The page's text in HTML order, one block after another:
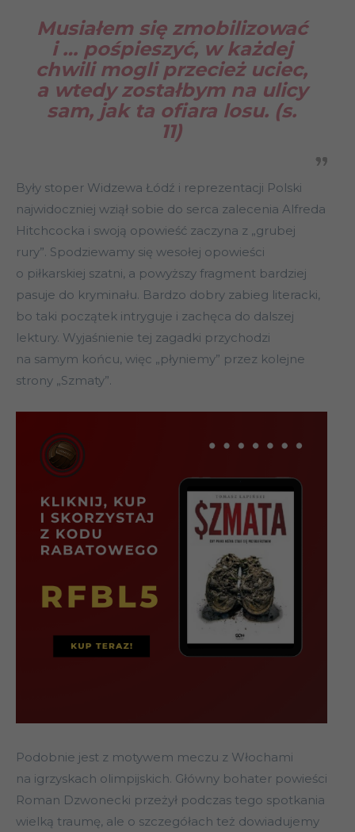
Musiałem się zmobilizować
i … pośpieszyć, w każdej
chwili mogli przecież uciec,
a wtedy zostałbym na ulicy
sam, jak ta ofiara losu. (s.
11)
Były stoper Widzewa Łódź i reprezentacji Polski
najwidoczniej wziął sobie do serca zalecenia Alfreda
Hitchcocka i swoją opowieść zaczyna z „grubej
rury”. Spodziewamy się wesołej opowieści
o piłkarskiej szatni, a powyższy fragment bardziej
pasuje do kryminału. Bardzo dobry zabieg literacki,
bo taki początek intryguje i zachęca do dalszej
lektury. Wyjaśnienie tej zagadki przychodzi
na samym końcu, więc „płyniemy” przez kolejne
strony „Szmaty”.
Podobnie jest z motywem meczu z Włochami
na igrzyskach olimpijskich. Główny bohater powieści
Roman Dzwonecki przeżył podczas tego spotkania
wielką traumę, ale o szczegółach też dowiadujemy